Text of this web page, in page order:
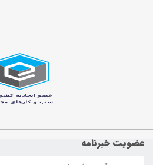
عضویت خبرنامه